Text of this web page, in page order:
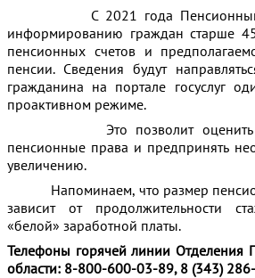
С 2021 года Пенсионный
информированию граждан старше
пенсионных счетов и
пенсии. Сведения будут
гражданина на портале госуслуг
проактивном режиме.
Это позволит оценить
пенсионные права и предпринять
увеличению.
Напоминаем, что размер
зависит от продолжительности
«белой» заработной платы.
Телефоны горячей линии Отделения
области: 8-800-600-03-89, 8 (343)